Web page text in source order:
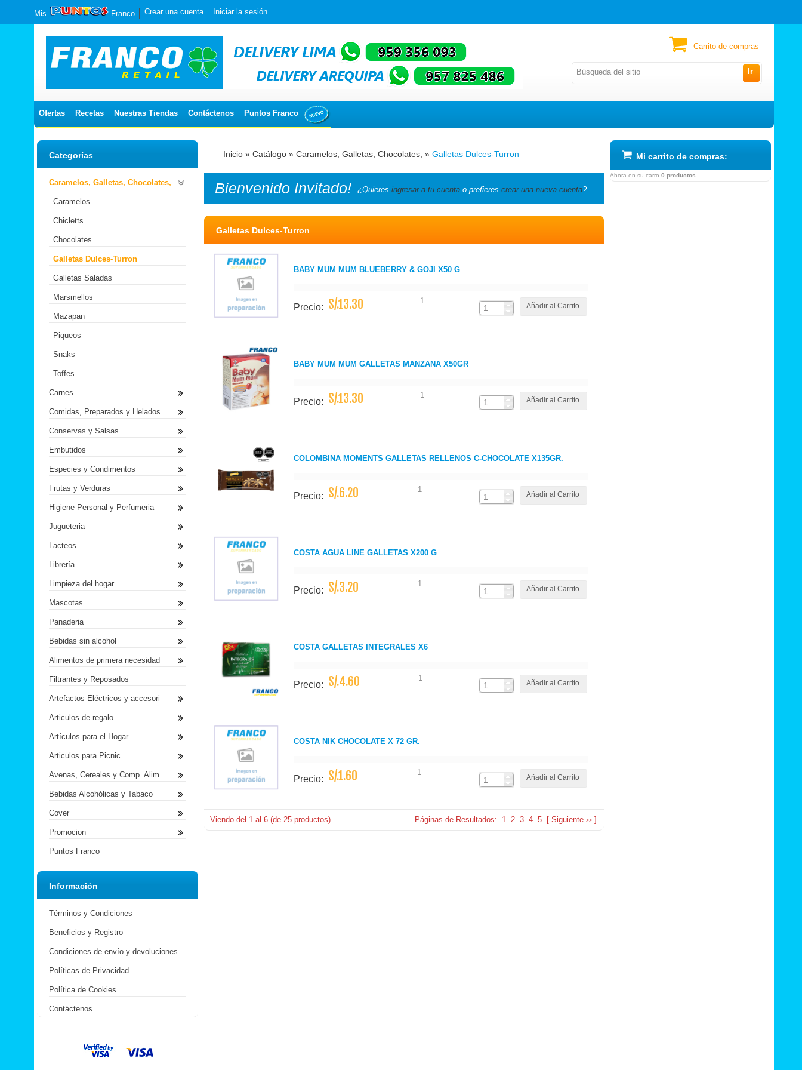
Ir
Mis Franco Crear una cuenta Iniciar la sesión
Ofertas Recetas Nuestras Tiendas Contáctenos Puntos Franco
Carrito de compras
Inicio » Catálogo » Caramelos, Galletas, Chocolates, » Galletas Dulces-Turron
Bienvenido Invitado! ¿Quieres ingresar a tu cuenta o prefieres crear una nueva cuenta?
Galletas Dulces-Turron
BABY MUM MUM BLUEBERRY & GOJI X50 G
Precio: S/.13.30 1
Añadir al Carrito
BABY MUM MUM GALLETAS MANZANA X50GR
Precio: S/.13.30 1
Añadir al Carrito
COLOMBINA MOMENTS GALLETAS RELLENOS C-CHOCOLATE X135GR.
Precio: S/.6.20 1
Añadir al Carrito
COSTA AGUA LINE GALLETAS X200 G
Precio: S/.3.20 1
Añadir al Carrito
COSTA GALLETAS INTEGRALES X6
Precio: S/.4.60 1
Añadir al Carrito
COSTA NIK CHOCOLATE X 72 GR.
Precio: S/.1.60 1
Añadir al Carrito
Viendo del 1 al 6 (de 25 productos) Páginas de Resultados: 1 2 3 4 5 [ Siguiente >> ]
Categorías
Caramelos, Galletas, Chocolates,
Caramelos
Chicletts
Chocolates
Galletas Dulces-Turron
Galletas Saladas
Marsmellos
Mazapan
Piqueos
Snaks
Toffes
Carnes
Comidas, Preparados y Helados
Conservas y Salsas
Embutidos
Especies y Condimentos
Frutas y Verduras
Higiene Personal y Perfumeria
Jugueteria
Lacteos
Librería
Limpieza del hogar
Mascotas
Panaderia
Bebidas sin alcohol
Alimentos de primera necesidad
Filtrantes y Reposados
Artefactos Eléctricos y accesori
Articulos de regalo
Artículos para el Hogar
Articulos para Picnic
Avenas, Cereales y Comp. Alim.
Bebidas Alcohólicas y Tabaco
Cover
Promocion
Puntos Franco
Información
Términos y Condiciones
Beneficios y Registro
Condiciones de envío y devoluciones
Políticas de Privacidad
Política de Cookies
Contáctenos
Mi carrito de compras:
Ahora en su carro 0 productos